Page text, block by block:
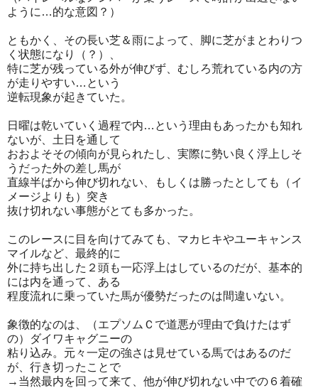
ように…的な意図？）
ともかく、その長い芝＆雨によって、脚に芝がまとわりつ
く状態になり（？）、
特に芝が残っている外が伸びず、むしろ荒れている内の方
が走りやすい…という
逆転現象が起きていた。
日曜は乾いていく過程で内…という理由もあったかも知れ
ないが、土日を通して
おおよそその傾向が見られたし、実際に勢い良く浮上しそ
うだった外の差し馬が
直線半ばから伸び切れない、もしくは勝ったとしても（イ
メージよりも）突き
抜け切れない事態がとても多かった。
このレースに目を向けてみても、マカヒキやユーキャンス
マイルなど、最終的に
外に持ち出した２頭も一応浮上はしているのだが、基本的
には内を通って、ある
程度流れに乗っていた馬が優勢だったのは間違いない。
象徴的なのは、（エプソムＣで道悪が理由で負けたはず
の）ダイワキャグニーの
粘り込み。元々一定の強さは見せている馬ではあるのだ
が、行き切ったことで
→当然最内を回って来て、他が伸び切れない中での６着確